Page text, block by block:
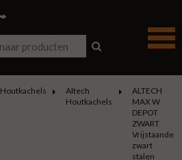
Houtkachels
Altech
Houtkachels
ALTECH
MAX W
DEPOT
ZWART
Vrijstaande
zwart
stalen